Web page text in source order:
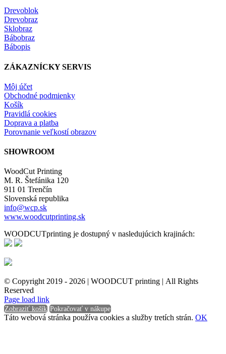
Drevoblok
Drevobraz
Sklobraz
Bábobraz
Bábopis
ZÁKAZNÍCKY SERVIS
Môj účet
Obchodné podmienky
Košík
Pravidlá cookies
Doprava a platba
Porovnanie veľkostí obrazov
SHOWROOM
WoodCut Printing
M. R. Štefánika 120
911 01 Trenčín
Slovenská republika
info@wcp.sk
www.woodcutprinting.sk
WOODCUTprinting je dostupný v nasledujúcich krajinách:
© Copyright 2019 - 2026 | WOODCUT printing | All Rights
Reserved
Facebook
Instagram
Page load link
Zobraziť košík Pokračovať v nákupe
Táto webová stránka používa cookies a služby tretích strán. OK